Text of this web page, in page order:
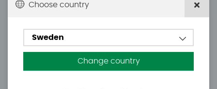
E-post: info@surfspot.se
Choose country
Sweden
Change country